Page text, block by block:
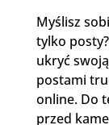
Myślisz
tylko
ukryć
postami
online. Do
przed